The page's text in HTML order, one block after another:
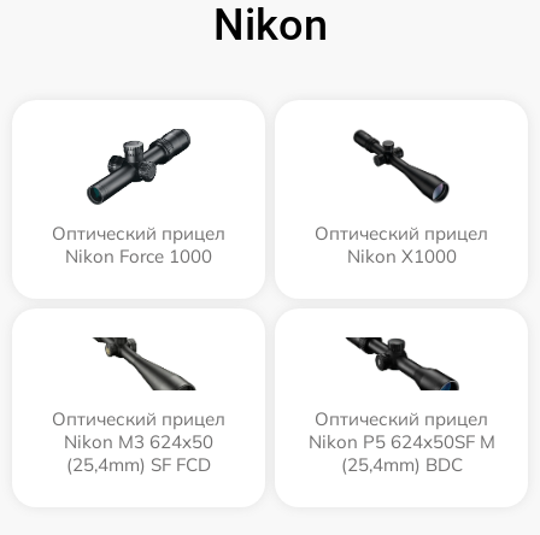
Nikon
Оптический прицел
Nikon Force 1000
Оптический прицел
Nikon X1000
Оптический прицел
Nikon M3 624x50
(25,4mm) SF FCD
Оптический прицел
Nikon P5 624x50SF M
(25,4mm) BDC